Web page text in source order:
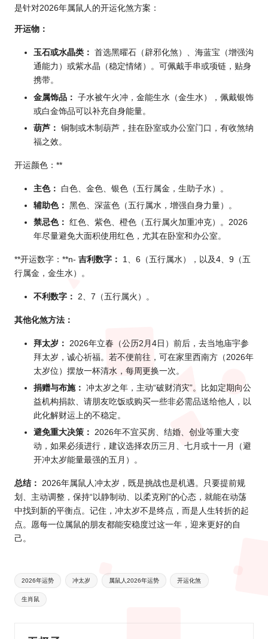
是针对2026年属鼠人的开运化煞方案：
开运物：
玉石或水晶类： 首选黑曜石（辟邪化煞）、海蓝宝（增强沟
通能力）或紫水晶（稳定情绪）。可佩戴手串或项链，贴身
携带。
金属饰品： 子水被午火冲，金能生水（金生水），佩戴银饰
或白金饰品可以补充自身能量。
葫芦： 铜制或木制葫芦，挂在卧室或办公室门口，有收煞纳
福之效。
开运颜色：**
主色：
白色、金色、银色（五行属金，生助子水）。
辅助色： 黑色、深蓝色（五行属水，增强自身力量）。
禁忌色： 红色、紫色、橙色（五行属火加重冲克）。2026
年尽量避免大面积使用红色，尤其在卧室和办公室。
**开运数字：**n- 吉利数字：
1、6（五行属水），以及4、9（五
行属金，金生水）。
不利数字： 2、7（五行属火）。
其他化煞方法：
拜太岁： 2026年立春（公历2月4日）前后，去当地庙宇参
拜太岁，诚心祈福。若不便前往，可在家里西南方（2026年
太岁位）摆放一杯清水，每周更换一次。
捐赠与布施： 冲太岁之年，主动“破财消灾”。比如定期向公
益机构捐款、请朋友吃饭或购买一些非必需品送给他人，以
此化解财运上的不稳定。
避免重大决策： 2026年不宜买房、结婚、创业等重大变
动，如果必须进行，建议选择农历三月、七月或十一月（避
开冲太岁能量最强的五月）。
总结： 2026年属鼠人冲太岁，既是挑战也是机遇。只要提前规
划、主动调整，保持“以静制动、以柔克刚”的心态，就能在动荡
中找到新的平衡点。记住，冲太岁不是终点，而是人生转折的起
点。愿每一位属鼠的朋友都能安稳度过这一年，迎来更好的自
己。
Tags:
2026年运势 冲太岁 属鼠人2026年运势 开运化煞
生肖鼠